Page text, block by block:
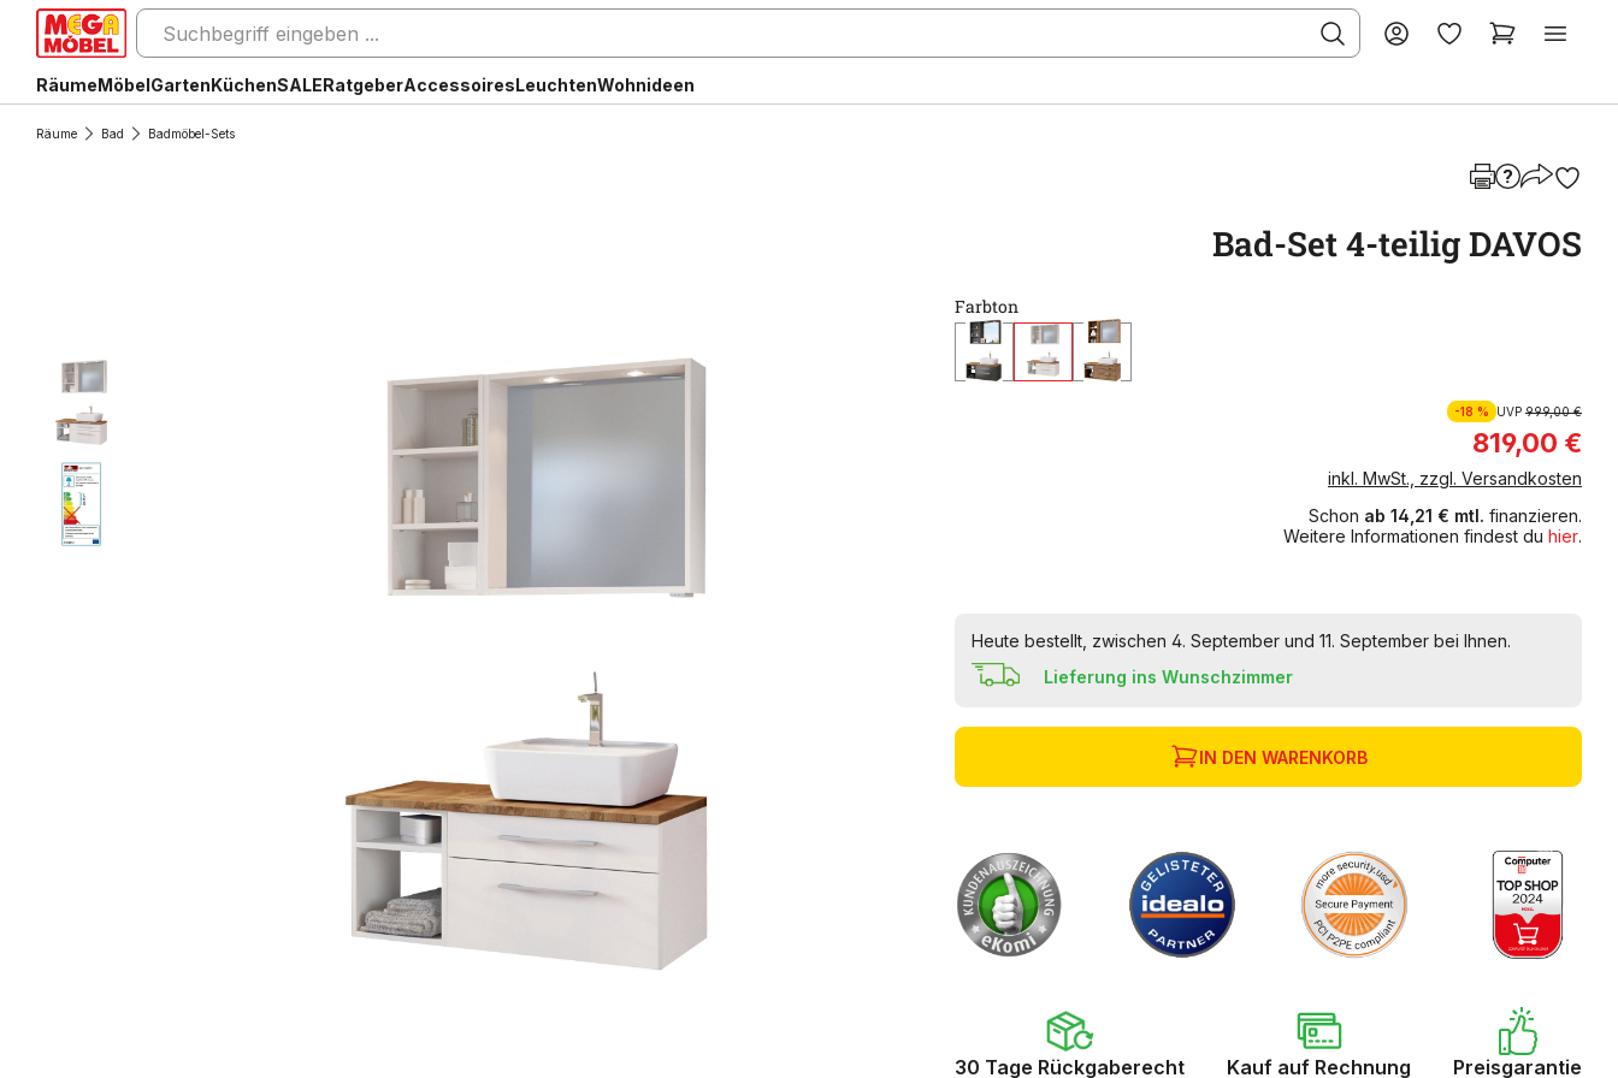
RäumeMöbelGartenKüchenSALERatgeberAccessoiresLeuchtenWohnideen
Räume Bad Badmöbel-Sets
Bad-Set 4-teilig DAVOS
Farbton
-18 % UVP 999,00 €
819,00 €
inkl. MwSt., zzgl. Versandkosten
Schon ab 14,21 € mtl. finanzieren.
Weitere Informationen findest du hier.
Heute bestellt, zwischen 4. September und 11. September bei Ihnen.
Lieferung ins Wunschzimmer
IN DEN WARENKORB
30 Tage Rückgaberecht Kauf auf Rechnung Preisgarantie